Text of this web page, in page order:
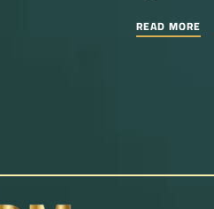
READ MORE